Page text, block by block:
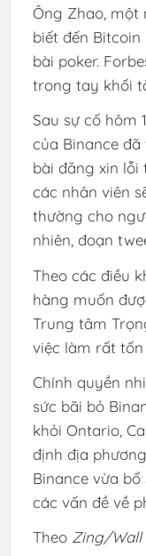
Ông Zhao, một
biết đến
bài poker.
trong tay khối
Sau sự cố hôm
của Binance
bài đăng xin lỗi
các nhân viên
thường cho
nhiên, đoạn
Theo các điều
hàng muốn
Trung tâm
việc làm rất tốn
Chính quyền
sức bãi bỏ
khỏi Ontario,
định địa
Binance vừa
các vấn đề về
Theo Zing/Wall